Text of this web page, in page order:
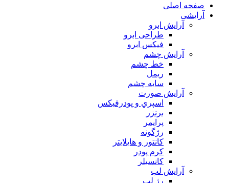
صفحه اصلی
آرایشی
آرايش ابرو
طراحی ابرو
فیکس ابرو
آرايش چشم
خط چشم
ريمل
سايه چشم
آرايش صورت
اسپري و پودرفيكس
برنزر
پرايمر
رژگونه
كانتور و هايلايتر
كرم پودر
كانسيلر
آرايش لب
رژ لب